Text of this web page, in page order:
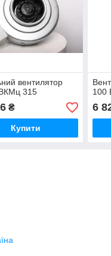
вентилятор
315
₴
Купити
100
6